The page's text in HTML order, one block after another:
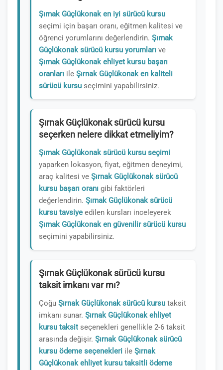
Şırnak Güçlükonak en iyi sürücü kursu
seçimi için başarı oranı, eğitmen kalitesi ve
öğrenci yorumlarını değerlendirin. Şırnak
Güçlükonak sürücü kursu yorumları ve
Şırnak Güçlükonak ehliyet kursu başarı
oranları ile Şırnak Güçlükonak en kaliteli
sürücü kursu seçimini yapabilirsiniz.
Şırnak Güçlükonak sürücü kursu
seçerken nelere dikkat etmeliyim?
Şırnak Güçlükonak sürücü kursu seçimi
yaparken lokasyon, fiyat, eğitmen deneyimi,
araç kalitesi ve Şırnak Güçlükonak sürücü
kursu başarı oranı gibi faktörleri
değerlendirin. Şırnak Güçlükonak sürücü
kursu tavsiye edilen kursları inceleyerek
Şırnak Güçlükonak en güvenilir sürücü kursu
seçimini yapabilirsiniz.
Şırnak Güçlükonak sürücü kursu
taksit imkanı var mı?
Çoğu Şırnak Güçlükonak sürücü kursu taksit
imkanı sunar. Şırnak Güçlükonak ehliyet
kursu taksit seçenekleri genellikle 2-6 taksit
arasında değişir. Şırnak Güçlükonak sürücü
kursu ödeme seçenekleri ile Şırnak
Güçlükonak ehliyet kursu taksitli ödeme